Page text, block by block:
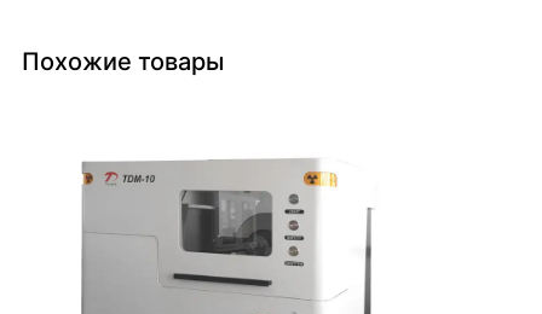
Похожие товары